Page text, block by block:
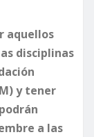
aquellos
disciplinas
y tener
a las